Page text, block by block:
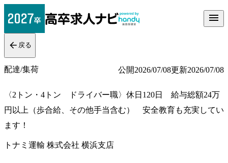
戻る
配達/集荷 公開2026/07/08更新2026/07/08
〈2トン・4トン ドライバー職〉休日120日 給与総額24万
円以上（歩合給、その他手当含む） 安全教育も充実してい
ます！
トナミ運輸 株式会社 横浜支店